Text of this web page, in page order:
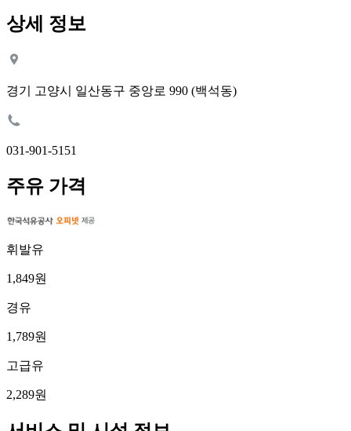
상세 정보
경기 고양시 일산동구 중앙로 990 (백석동)
031-901-5151
주유 가격
휘발유
1,849원
경유
1,789원
고급유
2,289원